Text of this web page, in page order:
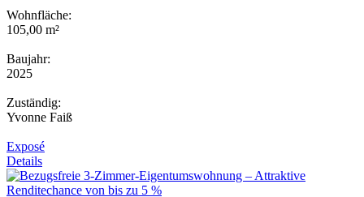
Wohnfläche:
105,00 m²
Baujahr:
2025
Zuständig:
Yvonne Faiß
Exposé
Details